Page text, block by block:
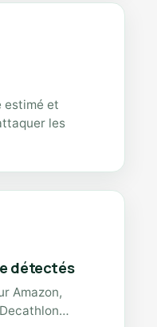
estimé et
les
détectés
Amazon,